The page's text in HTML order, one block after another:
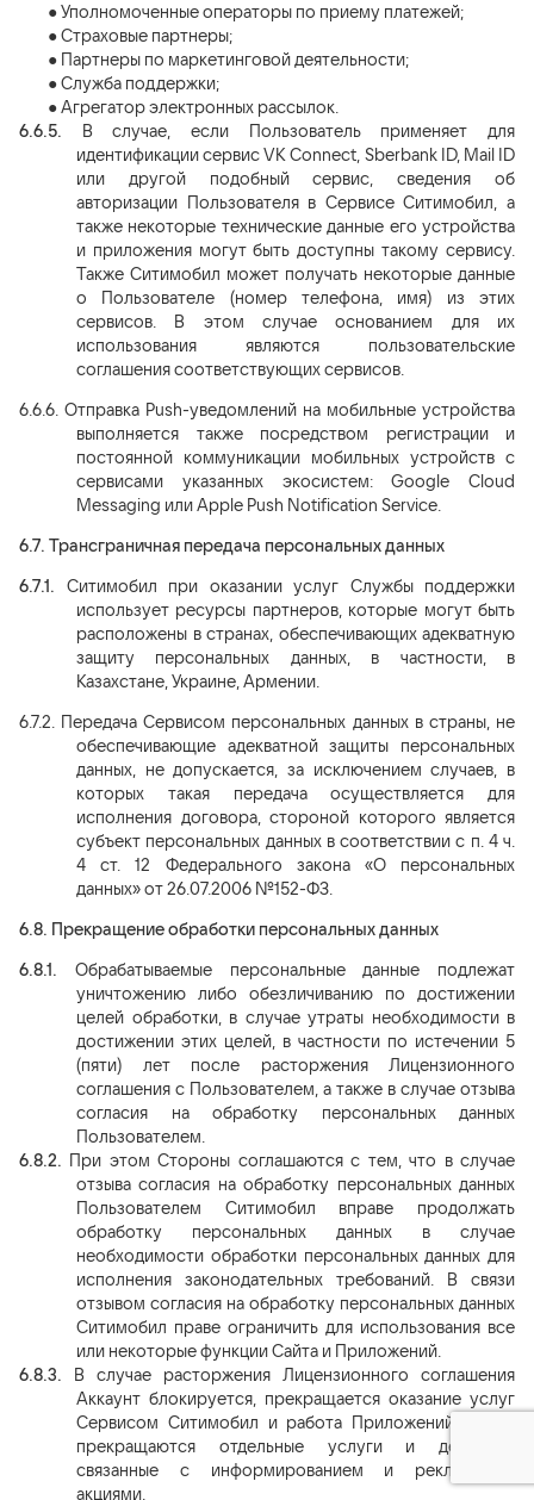
●Уполномоченные операторы по приему платежей;
●Страховые партнеры;
● Партнеры по маркетинговой деятельности;
●Служба поддержки;
●Агрегатор электронных рассылок.
6.6.5.
В случае, если Пользователь применяет для
идентификации сервис VK Connect, Sberbank ID, Mail ID
или другой подобный сервис, сведения об
авторизации Пользователя в Сервисе Ситимобил, а
также некоторые технические данные его устройства
и приложения могут быть доступны такому сервису.
Также Ситимобил может получать некоторые данные
о Пользователе (номер телефона, имя) из этих
сервисов. В этом случае основанием для их
использования являются пользовательские
соглашения соответствующих сервисов.
6.6.6. Отправка Push-уведомлений на мобильные устройства
выполняется также посредством регистрации и
постоянной коммуникации мобильных устройств с
сервисами указанных экосистем: Google Cloud
Messaging или Apple Push Notification Service.
6.7. Трансграничная передача персональных данных
6.7.1.
Ситимобил при оказании услуг Службы поддержки
использует ресурсы партнеров, которые могут быть
расположены в странах, обеспечивающих адекватную
защиту персональных данных, в частности, в
Казахстане, Украине, Армении.
6.7.2. Передача Сервисом персональных данных в страны, не
обеспечивающие адекватной защиты персональных
данных, не допускается, за исключением случаев, в
которых такая передача осуществляется для
исполнения договора, стороной которого является
субъект персональных данных в соответствии с п. 4 ч.
4 ст. 12 Федерального закона «О персональных
данных» от 26.07.2006 №152-ФЗ.
6.8. Прекращение обработки персональных данных
6.8.1.
Обрабатываемые персональные данные подлежат
уничтожению либо обезличиванию по достижении
целей обработки, в случае утраты необходимости в
достижении этих целей, в частности по истечении 5
(пяти) лет после расторжения Лицензионного
соглашения с Пользователем, а также в случае отзыва
согласия на обработку персональных данных
Пользователем.
6.8.2. При этом Стороны соглашаются с тем, что в случае
отзыва согласия на обработку персональных данных
Пользователем Ситимобил вправе продолжать
обработку персональных данных в случае
необходимости обработки персональных данных для
исполнения законодательных требований. В связи
отзывом согласия на обработку персональных данных
Ситимобил праве ограничить для использования все
или некоторые функции Сайта и Приложений.
6.8.3.
В случае расторжения Лицензионного соглашения
Аккаунт блокируется, прекращается оказание услуг
Сервисом Ситимобил и работа Приложений. Также
прекращаются отдельные услуги и действия,
связанные с информированием и рекламными
акциями.